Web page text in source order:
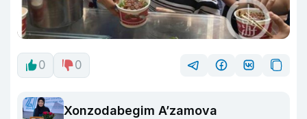
0 0
Xonzodabegim A’zamova